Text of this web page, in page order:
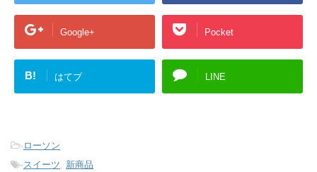
Google+ Pocket
B! はてブ LINE
-ローソン
-スイーツ, 新商品